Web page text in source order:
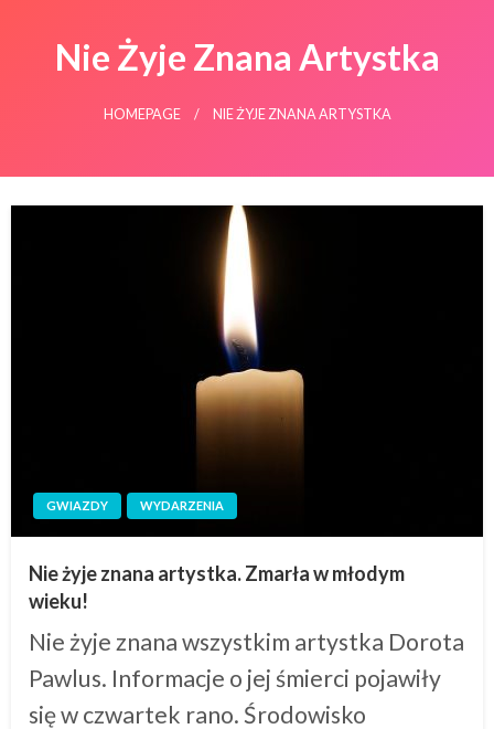
Nie Żyje Znana Artystka
HOMEPAGE NIE ŻYJE ZNANA ARTYSTKA
GWIAZDY WYDARZENIA
Nie żyje znana artystka. Zmarła w młodym
wieku!
Nie żyje znana wszystkim artystka Dorota
Pawlus. Informacje o jej śmierci pojawiły
się w czwartek rano. Środowisko